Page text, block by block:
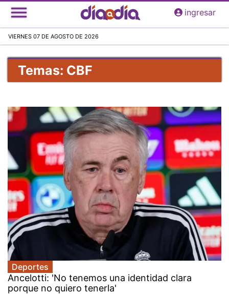
Pasar
al
principal
ingresar
VIERNES 07 DE AGOSTO DE 2026
Temas: CBF
Deportes
Ancelotti: 'No tenemos una identidad clara
porque no quiero tenerla'